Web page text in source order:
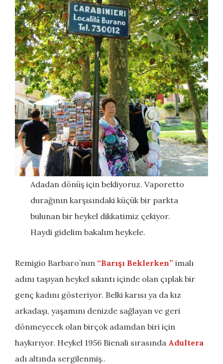
Adadan dönüş için bekliyoruz. Vaporetto
durağının karşısındaki küçük bir parkta
bulunan bir heykel dikkatimiz çekiyor.
Haydi gidelim bakalım heykele.
Remigio Barbaro’nun “Barışı Beklerken” imalı
adını taşıyan heykel sıkıntı içinde olan çıplak bir
genç kadını gösteriyor. Belki karısı ya da kız
arkadaşı, yaşamını denizde sağlayan ve geri
dönmeyecek olan birçok adamdan biri için
haykırıyor. Heykel 1956 Bienali sırasında Adultera
adı altında sergilenmiş..